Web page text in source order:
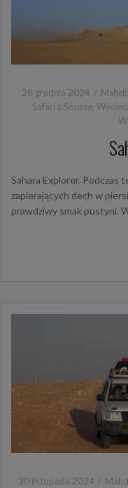
28 grudnia 2024
Safari z Sousse,
Sahara Explorer. Podczas
zapierających dech w
prawdziwy smak pustyni.
30 listopada 2024